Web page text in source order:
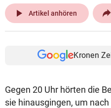
play_arrow Artikel anhören
Kronen
Gegen 20 Uhr hörten die
sie hinausgingen, um